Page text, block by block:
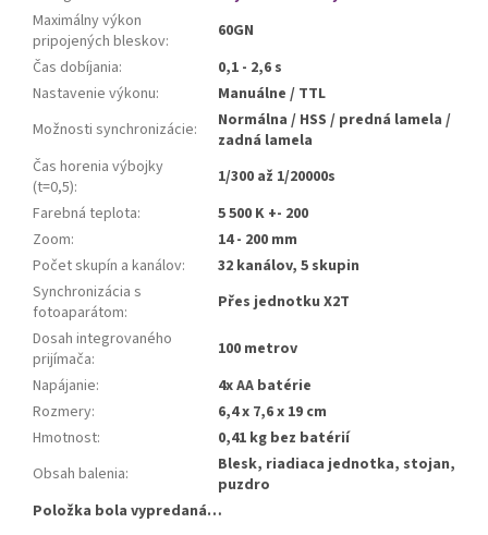
Maximálny výkon
pripojených bleskov:
60GN
Čas dobíjania:
0,1 - 2,6 s
Nastavenie výkonu:
Manuálne / TTL
Možnosti synchronizácie:
Normálna / HSS / predná lamela /
zadná lamela
Čas horenia výbojky
(t=0,5):
1/300 až 1/20000s
Farebná teplota:
5 500 K +- 200
Zoom:
14 - 200 mm
Počet skupín a kanálov:
32 kanálov, 5 skupin
Synchronizácia s
fotoaparátom:
Přes jednotku X2T
Dosah integrovaného
prijímača:
100 metrov
Napájanie:
4x AA batérie
Rozmery:
6,4 x 7,6 x 19 cm
Hmotnost:
0,41 kg bez batérií
Obsah balenia:
Blesk, riadiaca jednotka, stojan,
puzdro
Položka bola vypredaná…